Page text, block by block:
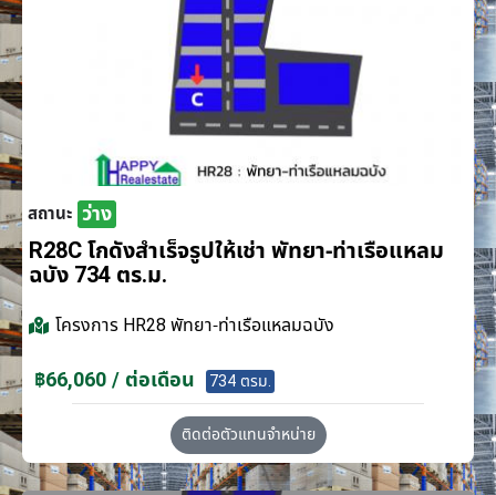
สถานะ ว่าง
R28C โกดังสำเร็จรูปให้เช่า พัทยา-ท่าเรือแหลม
ฉบัง 734 ตร.ม.
โครงการ HR28 พัทยา-ท่าเรือแหลมฉบัง
฿66,060 / ต่อเดือน 734 ตรม.
ติดต่อตัวแทนจำหน่าย